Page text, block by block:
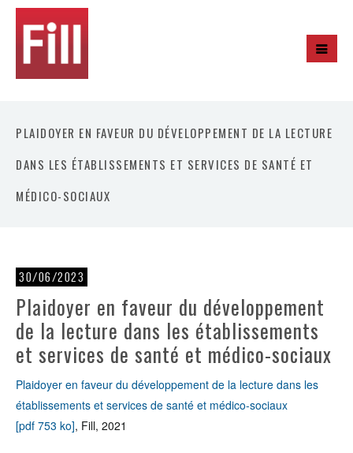
PLAIDOYER EN FAVEUR DU DÉVELOPPEMENT DE LA LECTURE
DANS LES ÉTABLISSEMENTS ET SERVICES DE SANTÉ ET
MÉDICO-SOCIAUX
30/06/2023
Plaidoyer en faveur du développement
de la lecture dans les établissements
et services de santé et médico-sociaux
Plaidoyer en faveur du développement de la lecture dans les
établissements et services de santé et médico-sociaux
[pdf 753 ko], Fill, 2021